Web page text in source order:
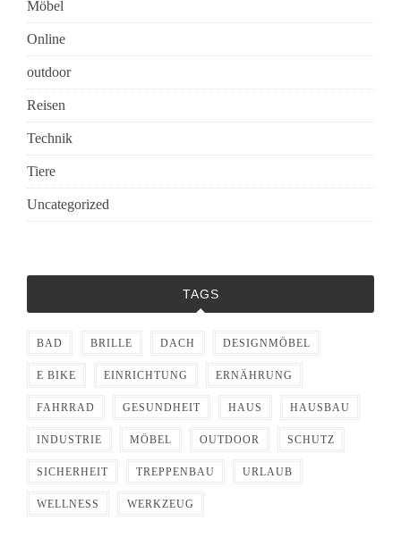
Möbel
Online
outdoor
Reisen
Technik
Tiere
Uncategorized
TAGS
BAD BRILLE DACH DESIGNMÖBEL
E BIKE EINRICHTUNG ERNÄHRUNG
FAHRRAD GESUNDHEIT HAUS HAUSBAU
INDUSTRIE MÖBEL OUTDOOR SCHUTZ
SICHERHEIT TREPPENBAU URLAUB
WELLNESS WERKZEUG